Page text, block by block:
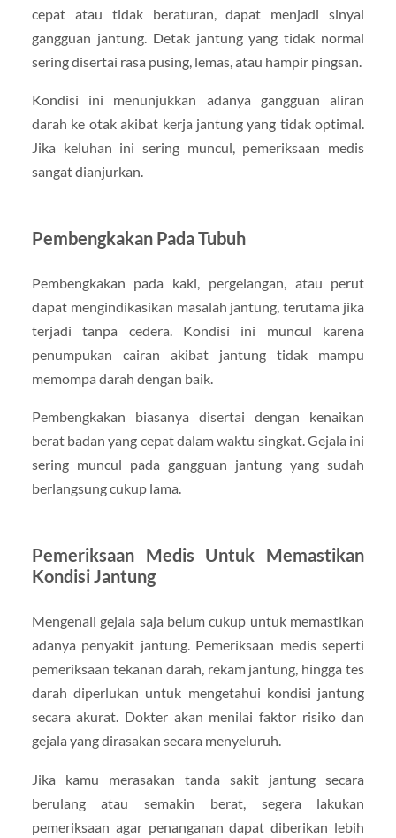
cepat atau tidak beraturan, dapat menjadi sinyal
gangguan jantung. Detak jantung yang tidak normal
sering disertai rasa pusing, lemas, atau hampir pingsan.
Kondisi ini menunjukkan adanya gangguan aliran
darah ke otak akibat kerja jantung yang tidak optimal.
Jika keluhan ini sering muncul, pemeriksaan medis
sangat dianjurkan.
Pembengkakan Pada Tubuh
Pembengkakan pada kaki, pergelangan, atau perut
dapat mengindikasikan masalah jantung, terutama jika
terjadi tanpa cedera. Kondisi ini muncul karena
penumpukan cairan akibat jantung tidak mampu
memompa darah dengan baik.
Pembengkakan biasanya disertai dengan kenaikan
berat badan yang cepat dalam waktu singkat. Gejala ini
sering muncul pada gangguan jantung yang sudah
berlangsung cukup lama.
Pemeriksaan Medis Untuk Memastikan
Kondisi Jantung
Mengenali gejala saja belum cukup untuk memastikan
adanya penyakit jantung. Pemeriksaan medis seperti
pemeriksaan tekanan darah, rekam jantung, hingga tes
darah diperlukan untuk mengetahui kondisi jantung
secara akurat. Dokter akan menilai faktor risiko dan
gejala yang dirasakan secara menyeluruh.
Jika kamu merasakan tanda sakit jantung secara
berulang atau semakin berat, segera lakukan
pemeriksaan agar penanganan dapat diberikan lebih